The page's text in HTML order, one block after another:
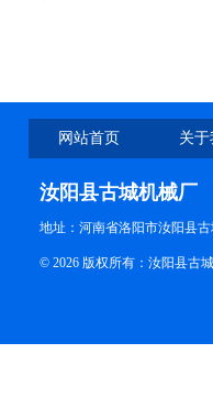
网站首页 关
汝阳县古城机械厂
地址：河南省洛阳市汝阳县
© 2026 版权所有：汝阳县古